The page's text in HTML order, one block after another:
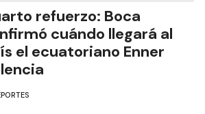
refuerzo: Boca
cuándo llegará al
el ecuatoriano Enner